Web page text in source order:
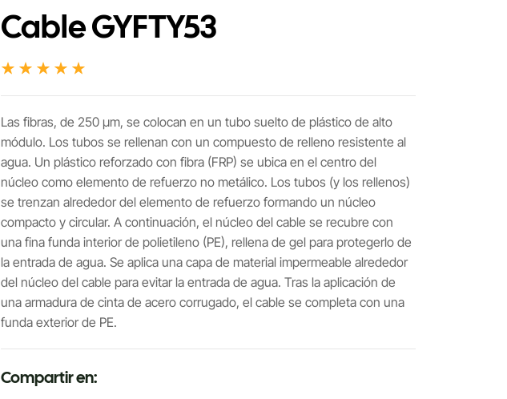
Cable GYFTY53
Las fibras, de 250 μm, se colocan en un tubo suelto de plástico de alto
módulo. Los tubos se rellenan con un compuesto de relleno resistente al
agua. Un plástico reforzado con fibra (FRP) se ubica en el centro del
núcleo como elemento de refuerzo no metálico. Los tubos (y los rellenos)
se trenzan alrededor del elemento de refuerzo formando un núcleo
compacto y circular. A continuación, el núcleo del cable se recubre con
una fina funda interior de polietileno (PE), rellena de gel para protegerlo de
la entrada de agua. Se aplica una capa de material impermeable alrededor
del núcleo del cable para evitar la entrada de agua. Tras la aplicación de
una armadura de cinta de acero corrugado, el cable se completa con una
funda exterior de PE.
Compartir en: